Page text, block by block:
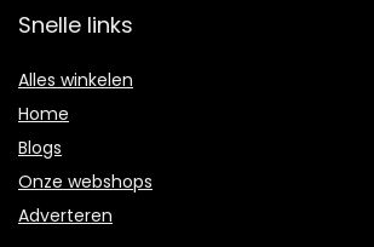
Snelle links
Alles winkelen
Home
Blogs
Onze webshops
Adverteren